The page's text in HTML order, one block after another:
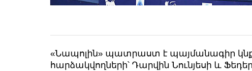
«Նապոլին» պատրաստ է պայմանագիր
հարձակվողների՝ Դարվին Նունյեսի և